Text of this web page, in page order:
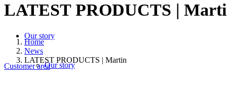
Our story
Our story
Customer area
LATEST PRODUCTS |
Home
News
LATEST PRODUCTS | Martin